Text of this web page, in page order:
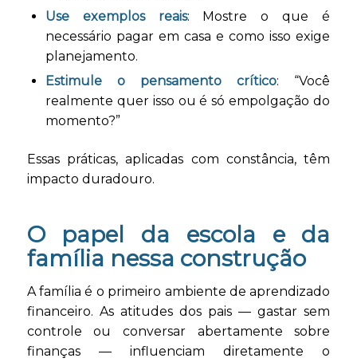
Use exemplos reais: Mostre o que é
necessário pagar em casa e como isso exige
planejamento.
Estimule o pensamento crítico: “Você
realmente quer isso ou é só empolgação do
momento?”
Essas práticas, aplicadas com constância, têm
impacto duradouro.
O papel da escola e da
família nessa construção
A família é o primeiro ambiente de aprendizado
financeiro. As atitudes dos pais — gastar sem
controle ou conversar abertamente sobre
finanças — influenciam diretamente o